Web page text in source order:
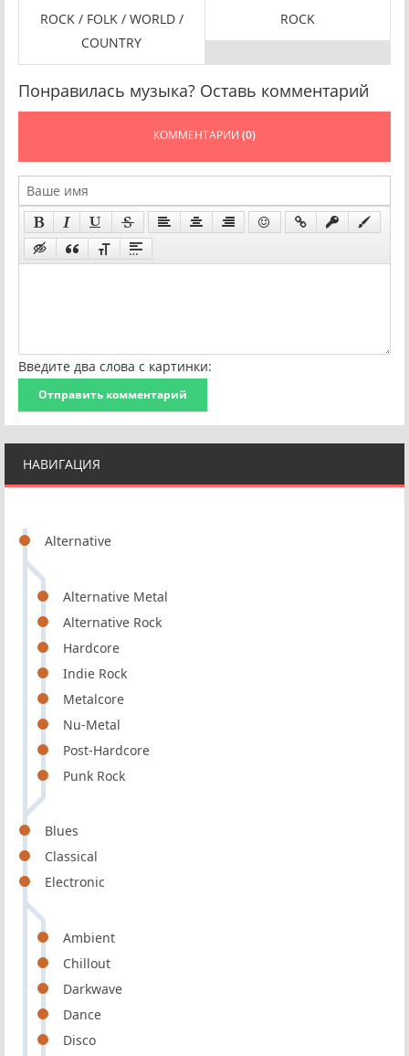
НАВИГАЦИЯ
Alternative
Alternative Metal
Alternative Rock
Hardcore
Indie Rock
Metalcore
Nu-Metal
Post-Hardcore
Punk Rock
Blues
Classical
Electronic
Ambient
Chillout
Darkwave
Dance
Disco
ROCK / FOLK / WORLD /
COUNTRY
ROCK
Понравилась музыка? Оставь комментарий
КОММЕНТАРИИ (0)
Введите два слова с картинки:
Отправить комментарий